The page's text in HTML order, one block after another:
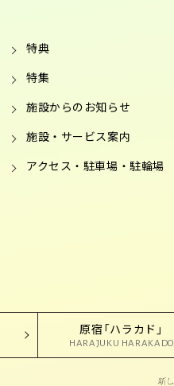
特典
特集
施設からのお知らせ
施設・サービス案内
アクセス・駐車場・駐輪場
原宿「ハラカド」
HARAJUKU HARAKADO